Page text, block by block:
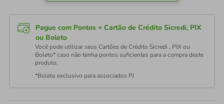
Pague com Pontos + Cartão de Crédito Sicredi, PIX
ou Boleto
Você pode utilizar seus Cartões de Crédito Sicredi , PIX ou
Boleto* caso não tenha pontos suficientes para a compra deste
produto.
*Boleto exclusivo para associados PJ